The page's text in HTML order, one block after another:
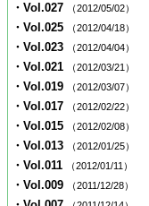
・Vol.027 （2012/05/02）
・Vol.025 （2012/04/18）
・Vol.023 （2012/04/04）
・Vol.021 （2012/03/21）
・Vol.019 （2012/03/07）
・Vol.017 （2012/02/22）
・Vol.015 （2012/02/08）
・Vol.013 （2012/01/25）
・Vol.011 （2012/01/11）
・Vol.009 （2011/12/28）